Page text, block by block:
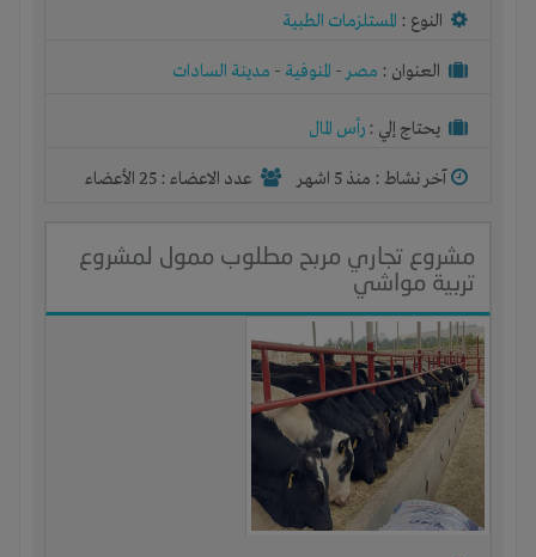
النوع : المستلزمات الطبية
العنوان : مصر- المنوفية - مدينة السادات
يحتاج إلي : رأس المال
آخر نشاط : منذ 5 اشهر عدد الاعضاء : 25 الأعضاء
مشروع تجاري مربح مطلوب ممول لمشروع
تربية مواشي